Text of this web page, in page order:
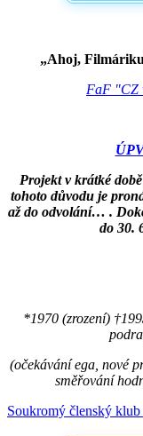
„Ahoj,
FaF "CZ
Projekt v krátké
tohoto důvodu je
až do odvolání… .
do 30.
*1970 (zrození)
(očekávání ega, nové
směřování
Soukromý členský